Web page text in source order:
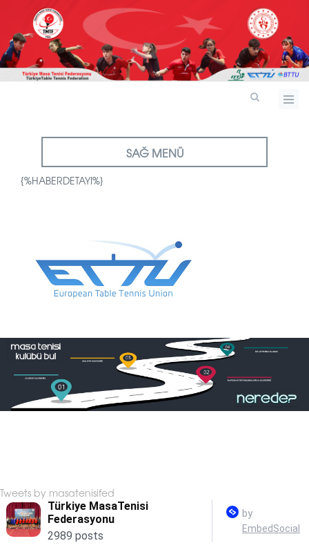
SAĞ MENÜ
{%HABERDETAYI%}
Tweets by masatenisifed